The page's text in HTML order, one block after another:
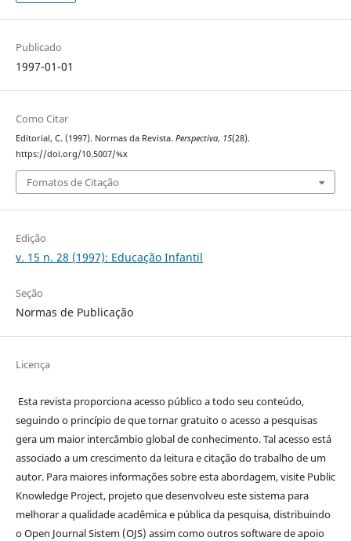
Publicado
1997-01-01
Como Citar
Editorial, C. (1997). Normas da Revista. Perspectiva, 15(28).
https://doi.org/10.5007/%x
Fomatos de Citação
Edição
v. 15 n. 28 (1997): Educação Infantil
Seção
Normas de Publicação
Licença
Esta revista proporciona acesso público a todo seu conteúdo,
seguindo o princípio de que tornar gratuito o acesso a pesquisas
gera um maior intercâmbio global de conhecimento. Tal acesso está
associado a um crescimento da leitura e citação do trabalho de um
autor. Para maiores informações sobre esta abordagem, visite Public
Knowledge Project, projeto que desenvolveu este sistema para
melhorar a qualidade acadêmica e pública da pesquisa, distribuindo
o Open Journal Sistem (OJS) assim como outros software de apoio